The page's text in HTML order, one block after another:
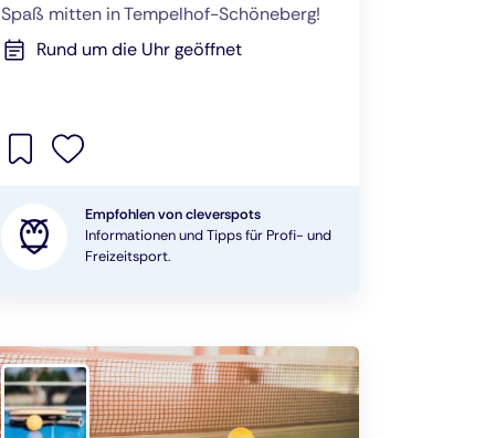
Spaß mitten in Tempelhof-Schöneberg!
Rund um die Uhr geöffnet
Empfohlen von cleverspots
Informationen und Tipps für Profi- und
Freizeitsport.